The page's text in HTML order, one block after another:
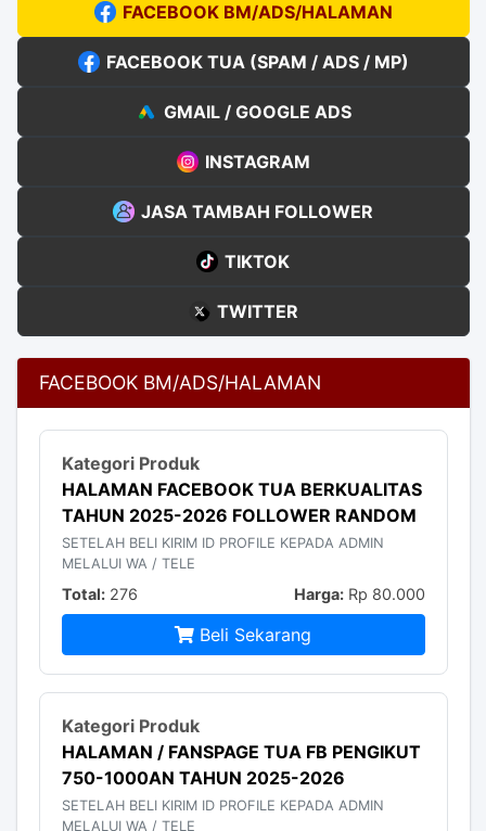
FACEBOOK BM/ADS/HALAMAN
FACEBOOK TUA (SPAM / ADS / MP)
GMAIL / GOOGLE ADS
INSTAGRAM
JASA TAMBAH FOLLOWER
TIKTOK
TWITTER
FACEBOOK BM/ADS/HALAMAN
HALAMAN FACEBOOK TUA BERKUALITAS
TAHUN 2025-2026 FOLLOWER RANDOM
SETELAH BELI KIRIM ID PROFILE KEPADA ADMIN
MELALUI WA / TELE
Total:276 Harga:Rp 80.000
Beli Sekarang
HALAMAN / FANSPAGE TUA FB PENGIKUT
750-1000AN TAHUN 2025-2026
SETELAH BELI KIRIM ID PROFILE KEPADA ADMIN
MELALUI WA / TELE